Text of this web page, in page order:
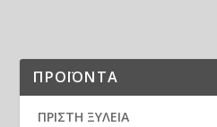
ΠΡΟΪΟΝΤΑ
ΠΡΙΣΤΗ ΞΥΛΕΙΑ